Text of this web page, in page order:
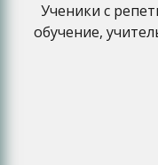
Ученики с
обучение,